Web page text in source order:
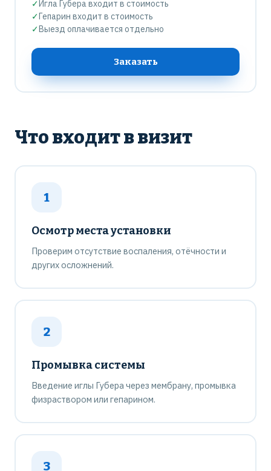
✓Игла Губера входит в стоимость
✓Гепарин входит в стоимость
✓Выезд оплачивается отдельно
Заказать
Что входит в визит
1
Осмотр места установки
Проверим отсутствие воспаления, отёчности и
других осложнений.
2
Промывка системы
Введение иглы Губера через мембрану, промывка
физраствором или гепарином.
3